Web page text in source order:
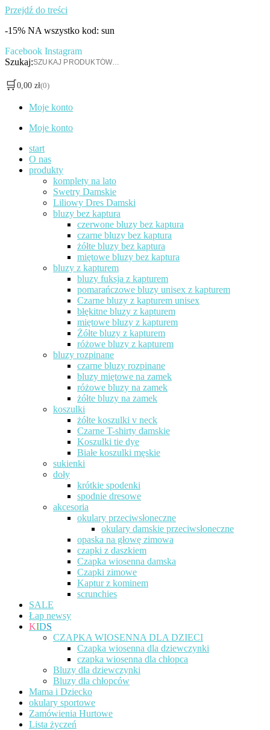
Przejdź do treści
-15% NA wszystko kod: sun
Facebook Instagram
Szukaj:
🛒 0,00 zł(0)
Moje konto
Moje konto
start
O nas
produkty
komplety na lato
Swetry Damskie
Liliowy Dres Damski
bluzy bez kaptura
czerwone bluzy bez kaptura
czarne bluzy bez kaptura
żółte bluzy bez kaptura
miętowe bluzy bez kaptura
bluzy z kapturem
bluzy fuksja z kapturem
pomarańczowe bluzy unisex z kapturem
Czarne bluzy z kapturem unisex
błękitne bluzy z kapturem
miętowe bluzy z kapturem
Żółte bluzy z kapturem
różowe bluzy z kapturem
bluzy rozpinane
czarne bluzy rozpinane
bluzy miętowe na zamek
różowe bluzy na zamek
żółte bluzy na zamek
koszulki
żółte koszulki v neck
Czarne T-shirty damskie
Koszulki tie dye
Białe koszulki męskie
sukienki
doły
krótkie spodenki
spodnie dresowe
akcesoria
okulary przeciwsłoneczne
okulary damskie przeciwsłoneczne
opaska na głowę zimowa
czapki z daszkiem
Czapka wiosenna damska
Czapki zimowe
Kaptur z kominem
scrunchies
SALE
Łap newsy
KIDS
CZAPKA WIOSENNA DLA DZIECI
Czapka wiosenna dla dziewczynki
czapka wiosenna dla chłopca
Bluzy dla dziewczynki
Bluzy dla chłopców
Mama i Dziecko
okulary sportowe
Zamówienia Hurtowe
Lista życzeń